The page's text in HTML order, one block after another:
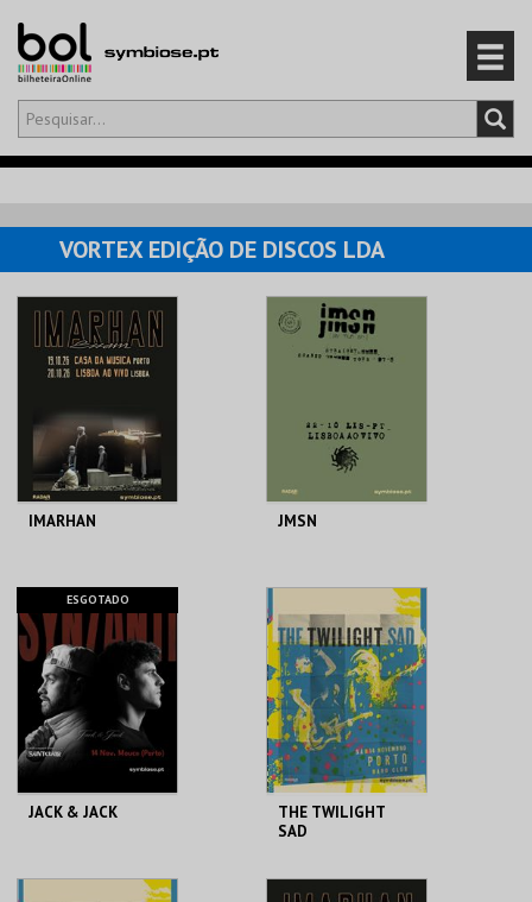
Olá,iniciar sessão
CARRINHO
EVENTOS
CARTÕES
VORTEX EDIÇÃO DE DISCOS LDA
IMARHAN
LISBOA AO VIVO
MAIS INFO
COMPRAR
JMSN
MAIS INFO
COMPRAR
ESGOTADO
JACK & JACK
THE TWILIGHT
SAD
HARD CLUB LI